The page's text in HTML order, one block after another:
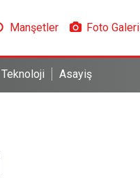
Manşetler Foto Galeri
Teknoloji Asayiş